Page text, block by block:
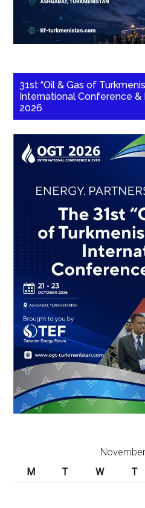
31st “Oil & Gas of
International Conference &
2026
M
T W T